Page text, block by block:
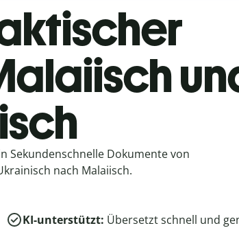
Sekundenschnelle Dokumente von
nach Malaiisch.
KI-unterstützt: Übersetzt schnell und